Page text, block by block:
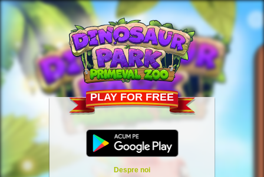
PLAY FOR FREE
Despre noi